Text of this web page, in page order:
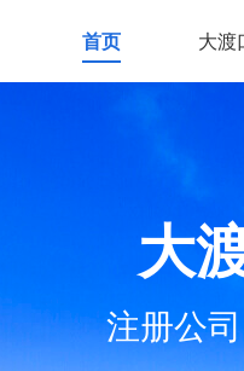
首页 大渡
大
注册公